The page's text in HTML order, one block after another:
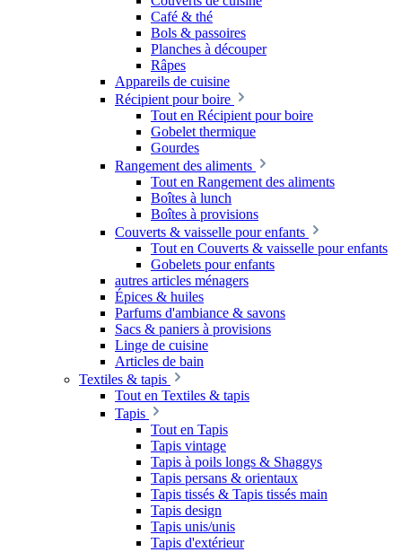
Café & thé
Bols & passoires
Planches à découper
Râpes
Appareils de cuisine
Récipient pour boire
Tout en Récipient pour boire
Gobelet thermique
Gourdes
Rangement des aliments
Tout en Rangement des aliments
Boîtes à lunch
Boîtes à provisions
Couverts & vaisselle pour enfants
Tout en Couverts & vaisselle pour enfants
Gobelets pour enfants
autres articles ménagers
Épices & huiles
Parfums d'ambiance & savons
Sacs & paniers à provisions
Linge de cuisine
Articles de bain
Textiles & tapis
Tout en Textiles & tapis
Tapis
Tout en Tapis
Tapis vintage
Tapis à poils longs & Shaggys
Tapis persans & orientaux
Tapis tissés & Tapis tissés main
Tapis design
Tapis unis/unis
Tapis d'extérieur